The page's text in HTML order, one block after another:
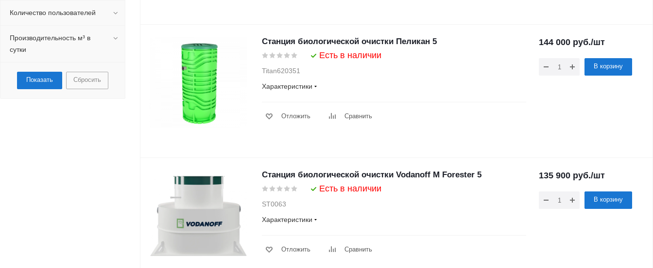
Станция биологической очистки Пеликан 5
Есть в наличии
Titan620351
Характеристики
Отложить Сравнить
144 000 руб./шт
В корзину
Станция биологической очистки Vodanoff M Forester 5
Есть в наличии
ST0063
Характеристики
Отложить Сравнить
135 900 руб./шт
В корзину
Количество пользователей
Производительность м³ в
сутки
Сбросить